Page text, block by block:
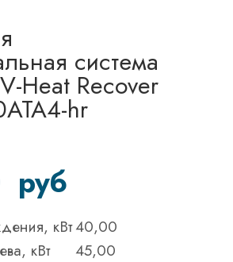
система
Heat Recover
hr
руб
кВт40,00
кВт
45,00